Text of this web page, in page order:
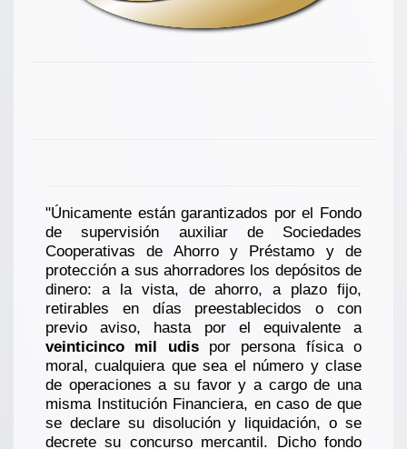
"Únicamente están garantizados por el Fondo
de supervisión auxiliar de Sociedades
Cooperativas de Ahorro y Préstamo y de
protección a sus ahorradores los depósitos de
dinero: a la vista, de ahorro, a plazo fijo,
retirables en días preestablecidos o con
previo aviso, hasta por el equivalente a
veinticinco mil udispor persona física o
moral, cualquiera que sea el número y clase
de operaciones a su favor y a cargo de una
misma Institución Financiera, en caso de que
se declare su disolución y liquidación, o se
decrete su concurso mercantil. Dicho fondo